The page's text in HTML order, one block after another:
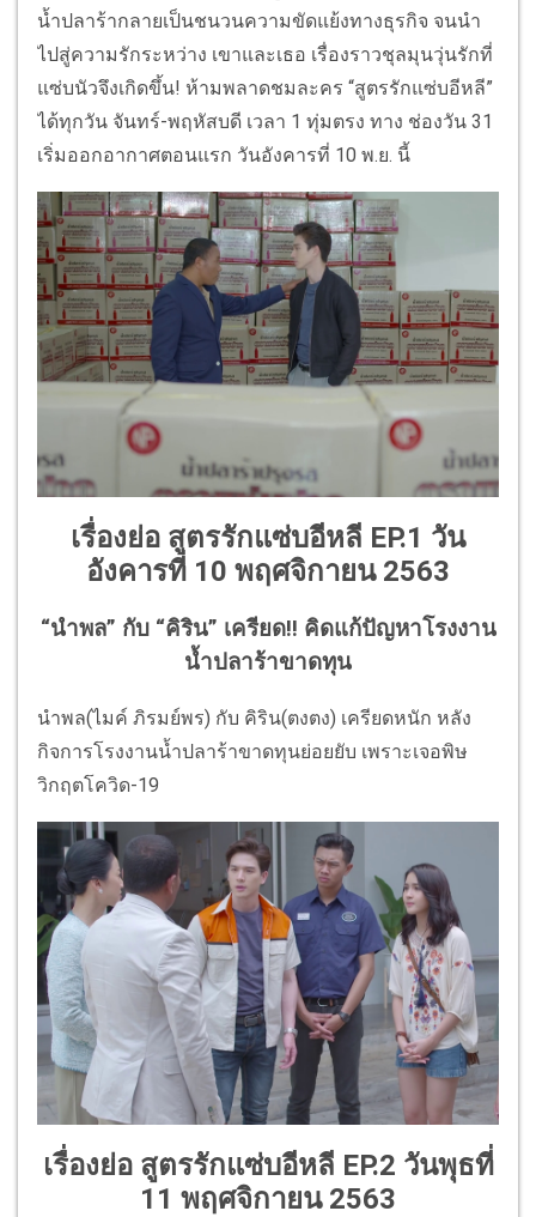
น้ำปลาร้ากลายเป็นชนวนความขัดแย้งทางธุรกิจ จนนำ
ไปสู่ความรักระหว่าง เขาและเธอ เรื่องราวชุลมุนวุ่นรักที่
แซ่บนัวจึงเกิดขึ้น! ห้ามพลาดชมละคร “สูตรรักแซ่บอีหลี”
ได้ทุกวัน จันทร์-พฤหัสบดี เวลา 1 ทุ่มตรง ทาง ช่องวัน 31
เริ่มออกอากาศตอนแรก วันอังคารที่ 10 พ.ย. นี้
เรื่องย่อ สูตรรักแซ่บอีหลี EP.1 วัน
อังคารที่ 10 พฤศจิกายน 2563
“นำพล” กับ “คิริน” เครียด!! คิดแก้ปัญหาโรงงาน
น้ำปลาร้าขาดทุน
นำพล(ไมค์ ภิรมย์พร) กับ คิริน(ตงตง) เครียดหนัก หลัง
กิจการโรงงานน้ำปลาร้าขาดทุนย่อยยับ เพราะเจอพิษ
วิกฤตโควิด-19
เรื่องย่อ สูตรรักแซ่บอีหลี EP.2 วันพุธที่
11 พฤศจิกายน 2563